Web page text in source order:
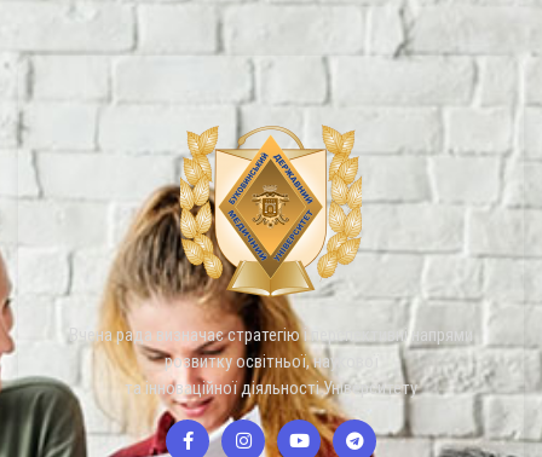
Вчена рада визначає стратегію і перспективні напрями
розвитку освітньої, наукової
та інноваційної діяльності Університету